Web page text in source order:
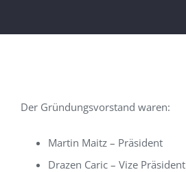
Der Gründungsvorstand waren:
Martin Maitz – Präsident
Drazen Caric – Vize Präsident